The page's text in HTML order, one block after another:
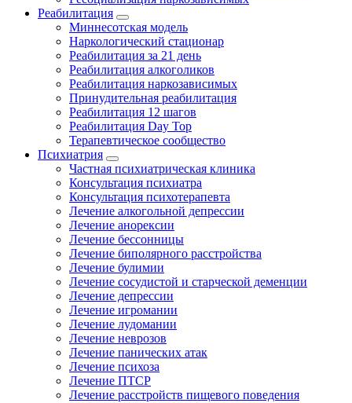
Реабилитация
Миннесотская модель
Наркологический стационар
Реабилитация за 21 день
Реабилитация алкоголиков
Реабилитация наркозависимых
Принудительная реабилитация
Реабилитация 12 шагов
Реабилитация Day Top
Терапевтическое сообщество
Психиатрия
Частная психиатрическая клиника
Консультация психиатра
Консультация психотерапевта
Лечение алкогольной депрессии
Лечение анорексии
Лечение бессонницы
Лечение биполярного расстройства
Лечение булимии
Лечение сосудистой и старческой деменции
Лечение депрессии
Лечение игромании
Лечение лудомании
Лечение неврозов
Лечение панических атак
Лечение психоза
Лечение ПТСР
Лечение расстройств пищевого поведения